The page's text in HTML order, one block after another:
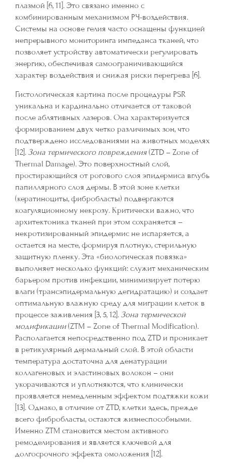
плазмой [6, 11]. Это связано именно с
комбинированным механизмом РЧ-воздействия.
Системы на основе гелия часто оснащены функцией
непрерывного мониторинга импеданса тканей, что
позволяет устройству автоматически регулировать
энергию, обеспечивая самоограничивающийся
характер воздействия и снижая риски перегрева [6].
Гистологическая картина после процедуры PSR
уникальна и кардинально отличается от таковой
после аблятивных лазеров. Она характеризуется
формированием двух четко различимых зон, что
подтверждено исследованиями на животных моделях
[12]. Зона термического повреждения (ZTD – Zone of
Thermal Damage). Это поверхностный слой,
простирающийся от рогового слоя эпидермиса вглубь
папиллярного слоя дермы. В этой зоне клетки
(кератиноциты, фибробласты) подвергаются
коагуляционному некрозу. Критически важно, что
архитектоника тканей при этом сохраняется –
некротизированный эпидермис не испаряется, а
остается на месте, формируя плотную, стерильную
защитную пленку. Эта «биологическая повязка»
выполняет несколько функций: служит механическим
барьером против инфекции, минимизирует потерю
влаги (трансэпидермальную дегидратацию) и создает
оптимальную влажную среду для миграции клеток в
процессе заживления [3, 5, 12]. Зона термической
модификации(ZTM – Zone of Thermal Modification).
Располагается непосредственно под ZTD и проникает
в ретикулярный дермальный слой. В этой области
температура достаточна для денатурации
коллагеновых и эластиновых волокон – они
укорачиваются и уплотняются, что клинически
проявляется немедленным эффектом подтяжки кожи
[13]. Однако, в отличие от ZTD, клетки здесь, прежде
всего фибробласты, остаются жизнеспособными.
Именно ZTM становится местом активного
ремоделирования и является ключевой для
долгосрочного эффекта омоложения [12].